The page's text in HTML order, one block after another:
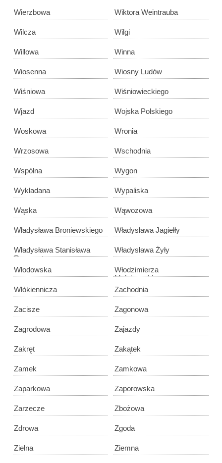
Wierzbowa Wiktora Weintrauba
Wilcza Wilgi
Willowa Winna
Wiosenna Wiosny Ludów
Wiśniowa Wiśniowieckiego
Wjazd Wojska Polskiego
Woskowa Wronia
Wrzosowa Wschodnia
Wspólna Wygon
Wykładana Wypaliska
Wąska Wąwozowa
Władysława Broniewskiego Władysława Jagiełły
Władysława Stanisława
Reymonta
Władysława Żyły
Włodowska
Włodzimierza
Majakowskiego
Włókiennicza
Zachodnia
Zacisze Zagonowa
Zagrodowa Zajazdy
Zakręt Zakątek
Zamek Zamkowa
Zaparkowa Zaporowska
Zarzecze Zbożowa
Zdrowa Zgoda
Zielna Ziemna